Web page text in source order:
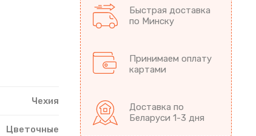
Чехия
Цветочные
Быстрая доставка
по Минску
Принимаем оплату
картами
Доставка по
Беларуси 1-3 дня